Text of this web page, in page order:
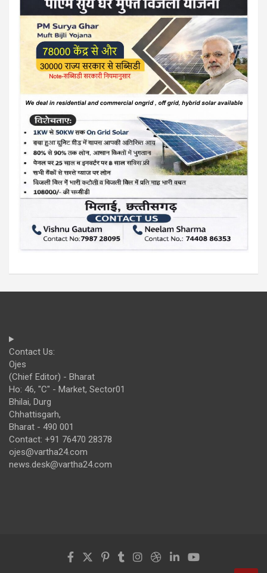
Contact Us:
Ojes
(Chief Editor) - Bharat
Ho: 46, "C" - Market, Sector01
Bhilai, Durg
Chhattisgarh,
Bharat - 490 001
Contact: +91 76470 28378
ojes@vartha24.com
news.desk@vartha24.com